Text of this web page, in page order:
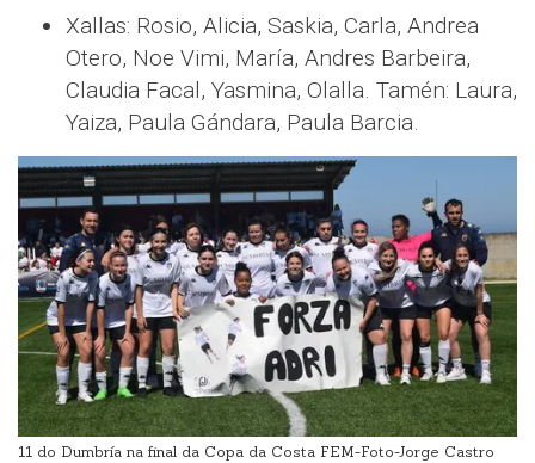
Xallas: Rosio, Alicia, Saskia, Carla, Andrea
Otero, Noe Vimi, María, Andres Barbeira,
Claudia Facal, Yasmina, Olalla. Tamén: Laura,
Yaiza, Paula Gándara, Paula Barcia.
11 do Dumbría na final da Copa da Costa FEM-Foto-Jorge Castro